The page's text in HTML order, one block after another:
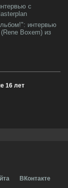
с
интервью
Boxem) из
16 лет
ВКонтакте